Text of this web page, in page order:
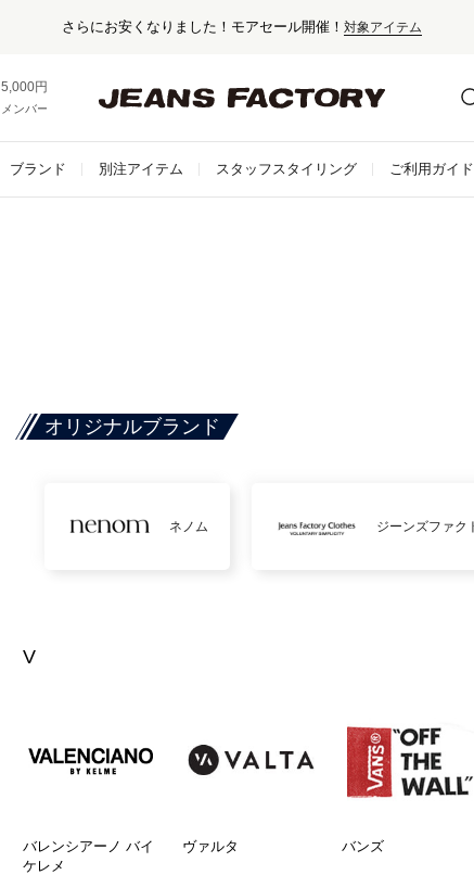
さらにお安くなりました！モアセール開催！ 対象アイテム
5,000円以上お買い上げで送料無料！
メンバー登録でお得な情報をゲット。さらに詳しく
ブランド 別注アイテム スタッフスタイリング ご利用ガイド
オリジナルブランド
ネノム ジーンズファク
V
バレンシアーノ バイ
ケレメ
ヴァルタ バンズ